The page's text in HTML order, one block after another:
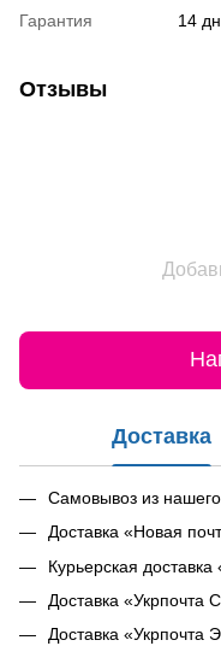
Гарантия
14
Отзывы
Доставка
Самовывоз из
Доставка «Новая
Курьерская
Доставка «Укрпочта
Доставка «Укрпочта